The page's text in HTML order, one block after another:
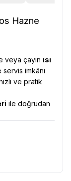
Hazne
veya çayın ısı
servis imkânı
ve pratik
ile doğrudan